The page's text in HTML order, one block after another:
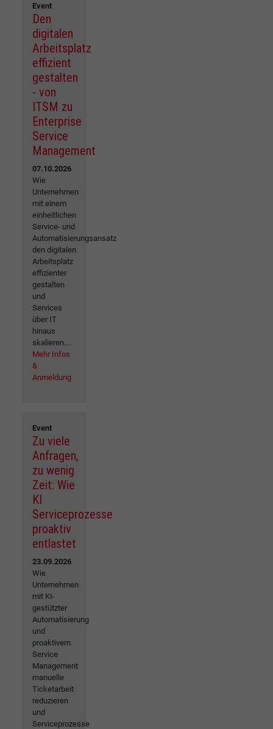
Event
Den
digitalen
Arbeitsplatz
effizient
gestalten
- von
ITSM zu
Enterprise
Service
Management
07.10.2026
Wie
Unternehmen
mit einem
einheitlichen
Service- und
Automatisierungsansatz
den digitalen
Arbeitsplatz
effizienter
gestalten
und
Services
über IT
hinaus
skalieren....
Mehr Infos
&
Anmeldung
Event
Zu viele
Anfragen,
zu wenig
Zeit: Wie
KI
Serviceprozesse
proaktiv
entlastet
23.09.2026
Wie
Unternehmen
mit KI-
gestützter
Automatisierung
und
proaktivem
Service
Management
manuelle
Ticketarbeit
reduzieren
und
Serviceprozesse